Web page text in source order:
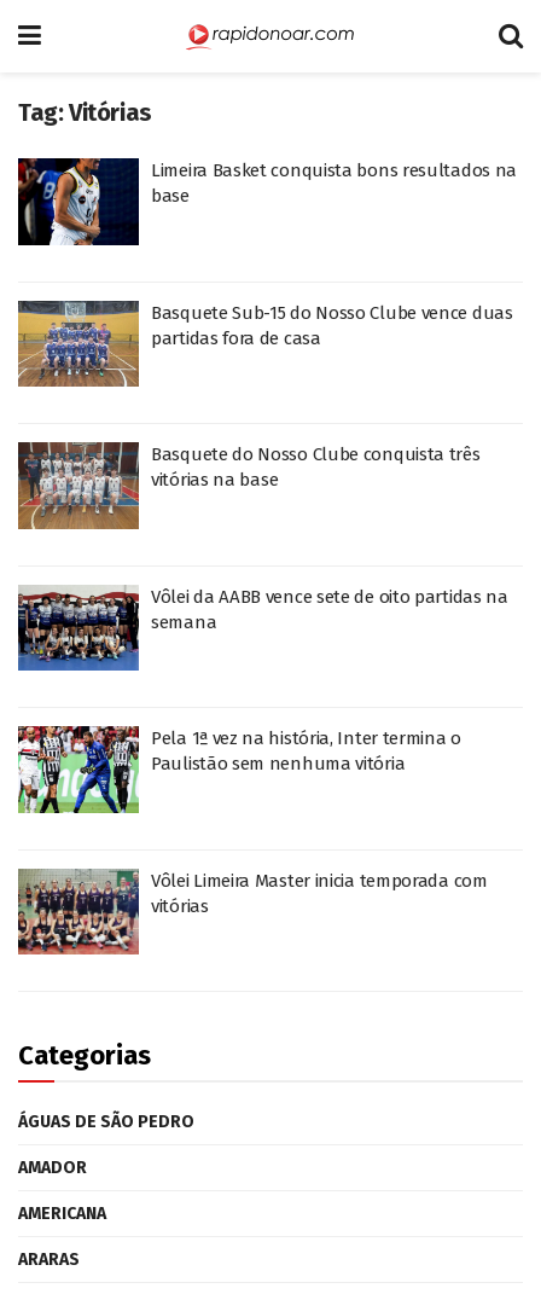
Tag:Vitórias
Limeira Basket conquista bons resultados na
base
Basquete Sub-15 do Nosso Clube vence duas
partidas fora de casa
Basquete do Nosso Clube conquista três
vitórias na base
Vôlei da AABB vence sete de oito partidas na
semana
Pela 1ª vez na história, Inter termina o
Paulistão sem nenhuma vitória
Vôlei Limeira Master inicia temporada com
vitórias
Categorias
ÁGUAS DE SÃO PEDRO
AMADOR
AMERICANA
ARARAS